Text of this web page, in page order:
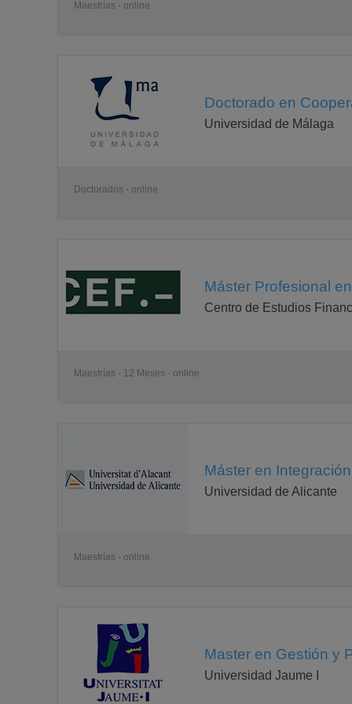
Maestrías - online
Doctorado en
Universidad de Málaga
Doctorados - online
Máster Profesional
Centro de Estudios
Maestrías - 12 Meses - online
Máster en
Universidad de Alicante
Maestrías - online
Master en Gestión y
Universidad Jaume I